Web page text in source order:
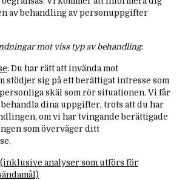
av behandling av personuppgifter
mot viss typ av behandling:
: Du har rätt att invända mot
stödjer sig på ett berättigat intresse som
skäl som rör situationen. Vi får
dina uppgifter, trots att du har
om vi har tvingande berättigade
som överväger ditt
analyser som utförs för